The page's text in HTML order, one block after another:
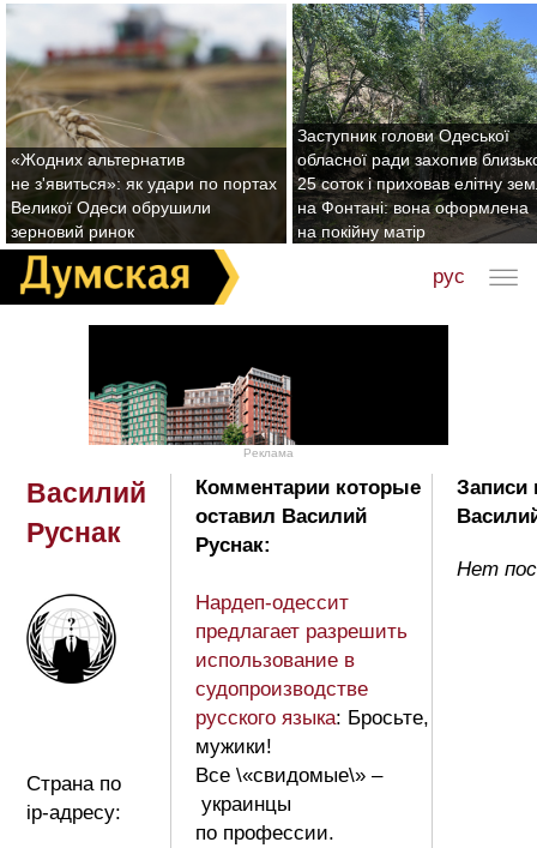
«Жодних альтернатив
не з'явиться»: як удари по портах
Великої Одеси обрушили
зерновий ринок
Заступник голови Одеської
обласної ради захопив
25 соток і приховав елітну
на Фонтані: вона оформлена
на покійну матір
рус
Реклама
Василий
Руснак
Страна по
ip-адресу:
Комментарии которые
оставил Василий
Руснак:
Нардеп-одессит
предлагает разрешить
использование в
судопроизводстве
русского языка: Бросьте,
мужики!
Все \«свидомые\» –
украинцы
по профессии.
Записи
Нет